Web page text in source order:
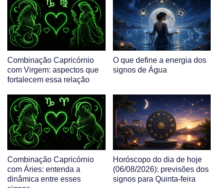
Combinação Capricórnio
com Virgem: aspectos que
fortalecem essa relação
O que define a energia dos
signos de Água
Combinação Capricórnio
com Áries: entenda a
dinâmica entre esses
Horóscopo do dia de hoje
(06/08/2026): previsões dos
signos para Quinta-feira